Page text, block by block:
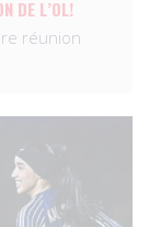
DE L’OL!
réunion